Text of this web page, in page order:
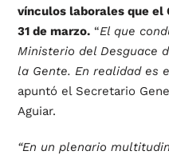
vínculos laborales que el
31 de marzo.“El que
Ministerio del Desguace
la Gente. En realidad es
apuntó el Secretario
Aguiar.
“En un plenario